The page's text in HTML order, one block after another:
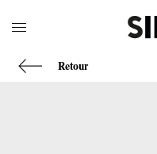
Retour